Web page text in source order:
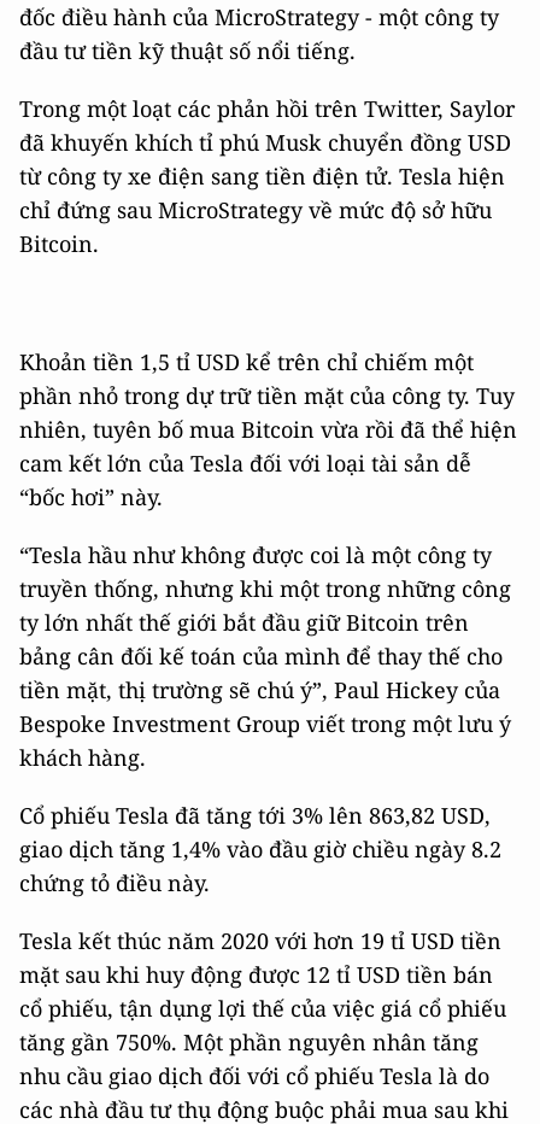
đốc điều hành của MicroStrategy - một công ty
đầu tư tiền kỹ thuật số nổi tiếng.
Trong một loạt các phản hồi trên Twitter, Saylor
đã khuyến khích tỉ phú Musk chuyển đồng USD
từ công ty xe điện sang tiền điện tử. Tesla hiện
chỉ đứng sau MicroStrategy về mức độ sở hữu
Bitcoin.
Khoản tiền 1,5 tỉ USD kể trên chỉ chiếm một
phần nhỏ trong dự trữ tiền mặt của công ty. Tuy
nhiên, tuyên bố mua Bitcoin vừa rồi đã thể hiện
cam kết lớn của Tesla đối với loại tài sản dễ
“bốc hơi” này.
“Tesla hầu như không được coi là một công ty
truyền thống, nhưng khi một trong những công
ty lớn nhất thế giới bắt đầu giữ Bitcoin trên
bảng cân đối kế toán của mình để thay thế cho
tiền mặt, thị trường sẽ chú ý”, Paul Hickey của
Bespoke Investment Group viết trong một lưu ý
khách hàng.
Cổ phiếu Tesla đã tăng tới 3% lên 863,82 USD,
giao dịch tăng 1,4% vào đầu giờ chiều ngày 8.2
chứng tỏ điều này.
Tesla kết thúc năm 2020 với hơn 19 tỉ USD tiền
mặt sau khi huy động được 12 tỉ USD tiền bán
cổ phiếu, tận dụng lợi thế của việc giá cổ phiếu
tăng gần 750%. Một phần nguyên nhân tăng
nhu cầu giao dịch đối với cổ phiếu Tesla là do
các nhà đầu tư thụ động buộc phải mua sau khi